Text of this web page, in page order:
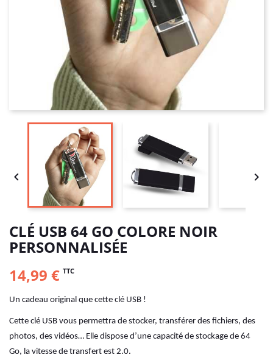
 
CLÉ USB 64 GO COLORE NOIR
PERSONNALISÉE
14,99 € TTC
Un cadeau original que cette clé USB !
Cette clé USB vous permettra de stocker, transférer des fichiers, des
photos, des vidéos… Elle dispose d’une capacité de stockage de 64
Go, la vitesse de transfert est 2.0.